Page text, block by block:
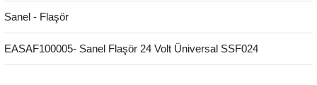
Sanel - Flaşör
EASAF100005- Sanel Flaşör 24 Volt Üniversal SSF024